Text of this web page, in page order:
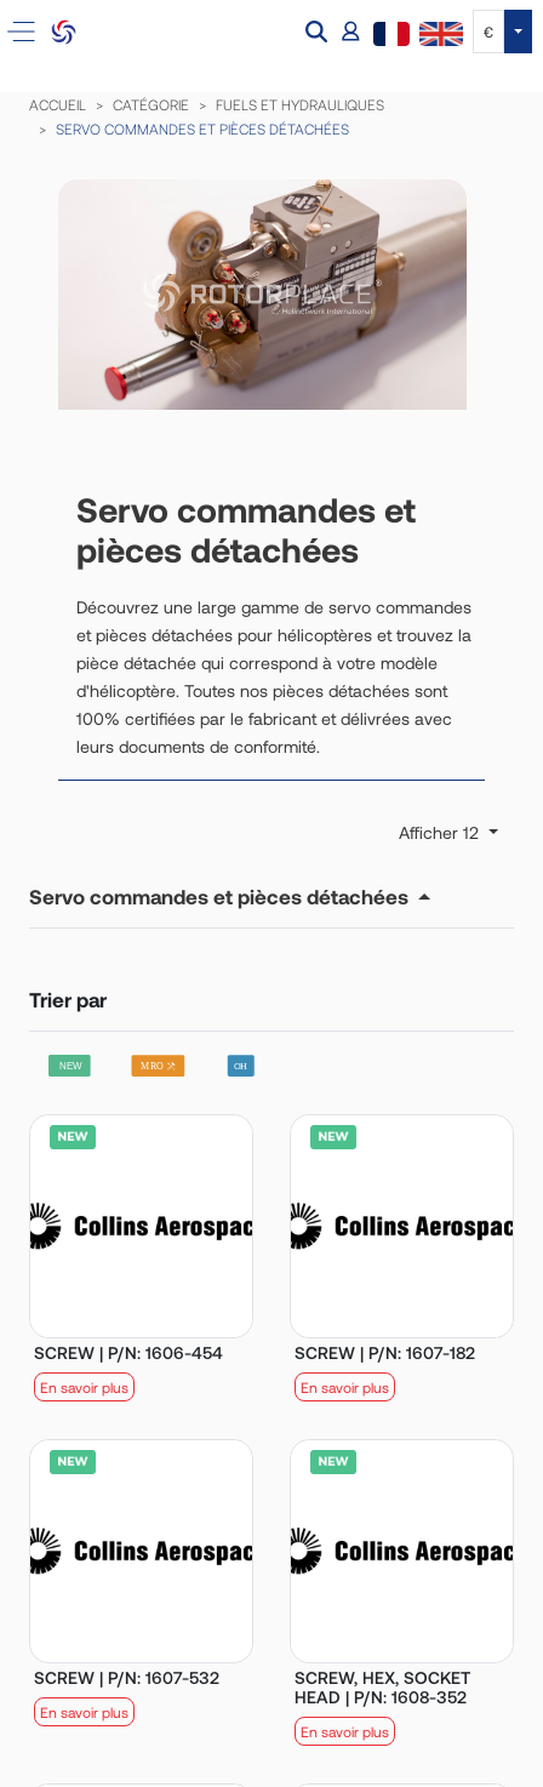
€
ACCUEIL CATÉGORIE
FUELS ET HYDRAULIQUES
SERVO COMMANDES ET PIÈCES DÉTACHÉES
Servo commandes et
pièces détachées
Découvrez une large gamme de servo commandes
et pièces détachées pour hélicoptères et trouvez la
pièce détachée qui correspond à votre modèle
d'hélicoptère. Toutes nos pièces détachées sont
100% certifiées par le fabricant et délivrées avec
leurs documents de conformité.
Afficher 12
Servo commandes et pièces détachées
Trier par
SCREW | P/N: 1606-454
En savoir plus
SCREW | P/N: 1607-182
En savoir plus
SCREW | P/N: 1607-532
En savoir plus
SCREW, HEX, SOCKET
HEAD | P/N: 1608-352
En savoir plus